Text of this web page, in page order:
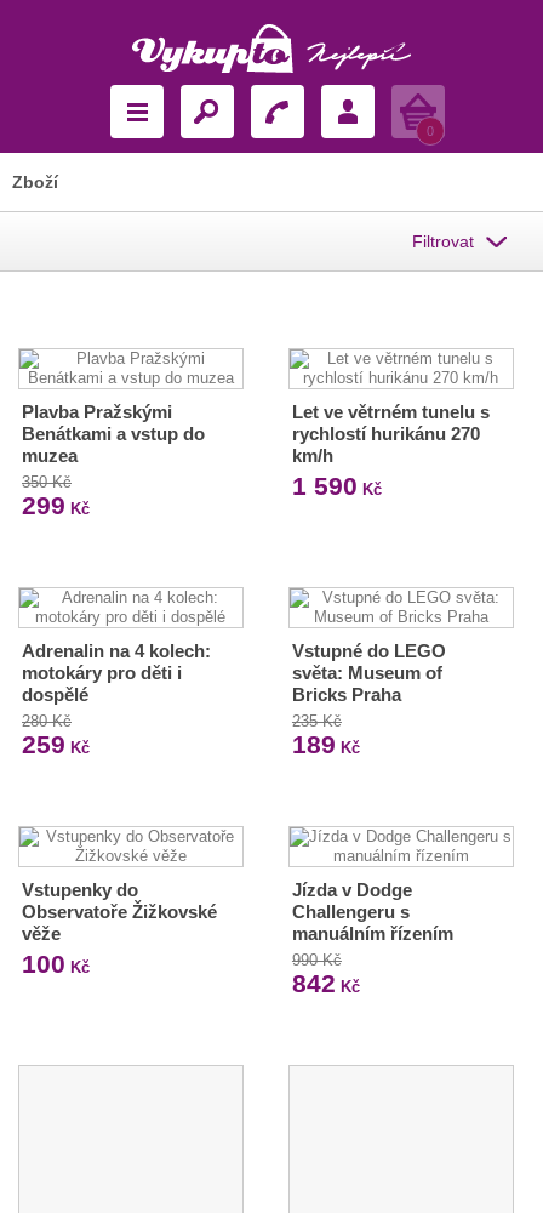
Košík
0
Zboží
Filtrovat
Plavba Pražskými
Benátkami a vstup do
muzea
350 Kč
299 Kč
Let ve větrném tunelu s
rychlostí hurikánu 270
km/h
1 590 Kč
Adrenalin na 4 kolech:
motokáry pro děti i
dospělé
280 Kč
259 Kč
Vstupné do LEGO
světa: Museum of
Bricks Praha
235 Kč
189 Kč
Vstupenky do
Observatoře Žižkovské
věže
100 Kč
Jízda v Dodge
Challengeru s
manuálním řízením
990 Kč
842 Kč